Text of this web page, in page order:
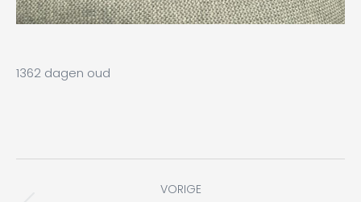
1362 dagen oud
VORIGE